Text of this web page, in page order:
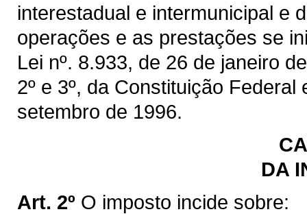
interestadual e intermunicipal e
operações e as prestações se
Lei nº. 8.933, de 26 de janeiro
2º e 3º, da Constituição
setembro de 1996.
DA
Art. 2º O imposto incide sobre: